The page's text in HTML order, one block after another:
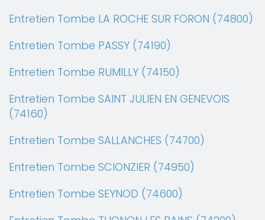
Entretien Tombe LA ROCHE SUR FORON (74800)
Entretien Tombe PASSY (74190)
Entretien Tombe RUMILLY (74150)
Entretien Tombe SAINT JULIEN EN GENEVOIS
(74160)
Entretien Tombe SALLANCHES (74700)
Entretien Tombe SCIONZIER (74950)
Entretien Tombe SEYNOD (74600)